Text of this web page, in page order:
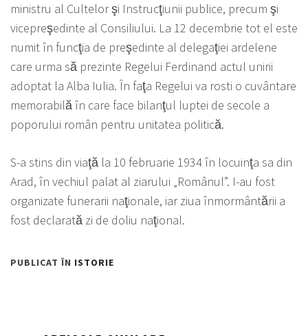
ministru al Cultelor şi Instrucţiunii publice, precum şi
vicepreşedinte al Consiliului. La 12 decembrie tot el este
numit în funcţia de preşedinte al delegaţiei ardelene
care urma să prezinte Regelui Ferdinand actul unirii
adoptat la Alba Iulia. În faţa Regelui va rosti o cuvântare
memorabilă în care face bilanţul luptei de secole a
poporului român pentru unitatea politică.
S-a stins din viaţă la 10 februarie 1934 în locuinţa sa din
Arad, în vechiul palat al ziarului „Românul”. I-au fost
organizate funerarii naţionale, iar ziua înmormântării a
fost declarată zi de doliu naţional.
PUBLICAT ÎN ISTORIE